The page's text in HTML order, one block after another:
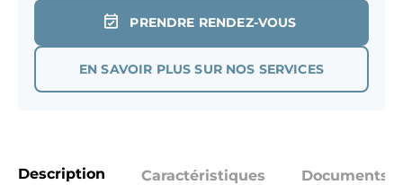
PRENDRE RENDEZ-VOUS
EN SAVOIR PLUS SUR NOS SERVICES
Description Caractéristiques Documents